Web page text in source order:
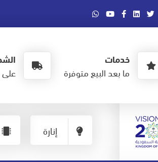
خدمات
ما بعد البيع متوفرة
على
إنارة